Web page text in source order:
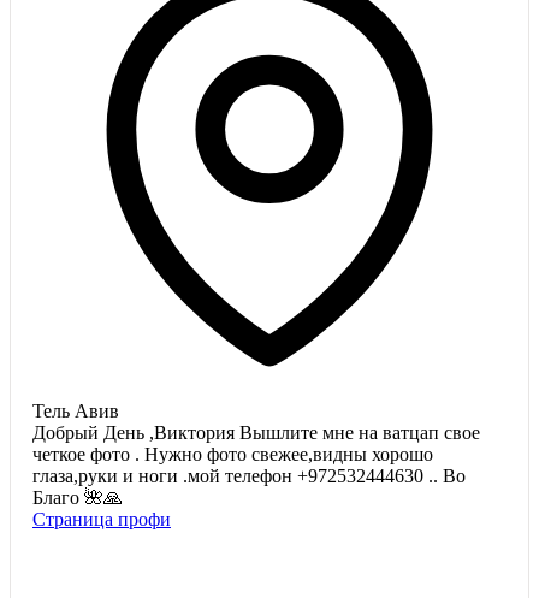
Тель Авив
Добрый День ,Виктория Вышлите мне на ватцап свое
четкое фото . Нужно фото свежее,видны хорошо
глаза,руки и ноги .мой телефон +972532444630 .. Во
Благо 🌺🙏
Страница профи